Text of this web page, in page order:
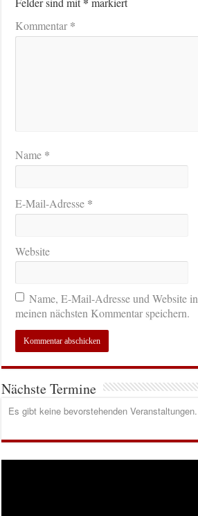
Kommentar*
Name *
E-Mail-Adresse *
Website
Name, E-Mail-Adresse und Website
meinen nächsten Kommentar speichern.
Nächste Termine
Es gibt keine bevorstehenden Veranstaltungen.